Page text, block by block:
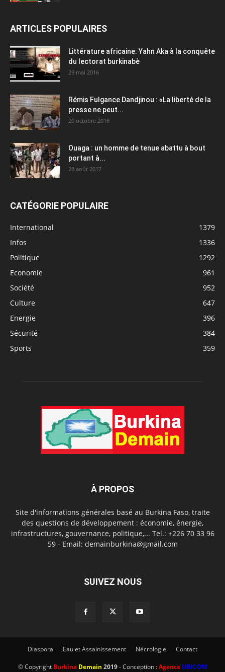
ARTICLES POPULAIRES
Littérature africaine: Yahn Aka à la conquête
du lectorat burkinabè
29 mai 2016
Rémis Fulgance Dandjinou : «La liberté de la
presse ne peut...
20 octobre 2016
Ouaga : un homme de tenue abattu à bout
portant à...
28 août 2017
CATÉGORIE POPULAIRE
International
1379
Infos
1336
Politique
1292
Economie
961
Société
952
Culture
647
Energie
396
Sécurité
384
Sports
359
À PROPOS
Site d'informations générales basé au Burkina Faso, traite
des questions de développement : économie, énergie,
infrastructures, gouvernance, politique,... Tel.: +226 70 33 96
59 - Email: demainburkina@gmail.com
SUIVEZ NOUS
Diaspora Eau et Assainissement Nécrologie Contact
© Copyright Burkina Demain 2019- Conception :Agence UBICOM